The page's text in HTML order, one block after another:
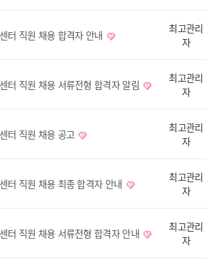
터 직원 채용 합격자 안내
최고관리
자
터 직원 채용 서류전형 합격자 알림
최고관리
자
터 직원 채용 공고
최고관리
자
터 직원 채용 최종 합격자 안내
최고관리
자
터 직원 채용 서류전형 합격자 안내
최고관리
자